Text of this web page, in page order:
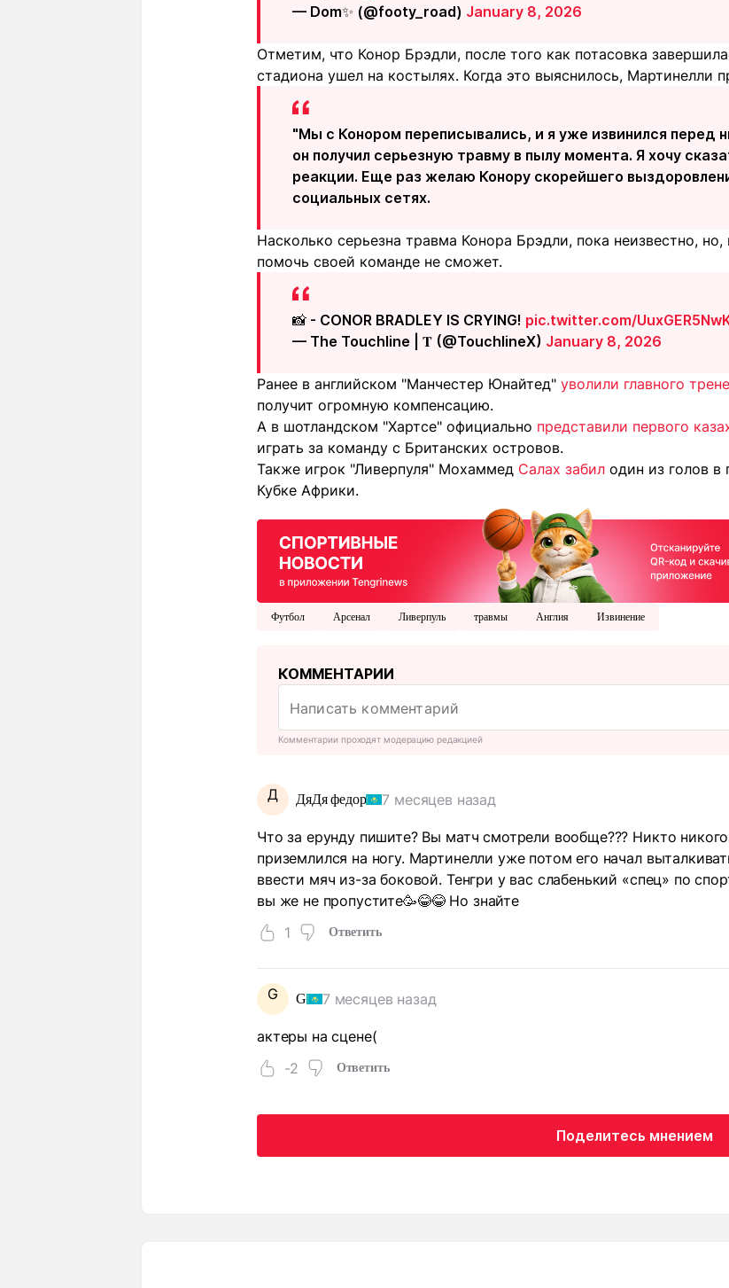
— Dom✨ (@footy_road) January 8, 2026
Отметим, что Конор Брэдли, после того как потасовка
стадиона ушел на костылях. Когда это выяснилось, Мартинелли
"Мы с Конором переписывались, и я уже извинился перед
он получил серьезную травму в пылу момента. Я хочу
реакции. Еще раз желаю Конору скорейшего
социальных сетях.
Насколько серьезна травма Конора Брэдли, пока неизвестно,
помочь своей команде не сможет.
📸 - CONOR BRADLEY IS CRYING! pic.twitter.com/
— The Touchline | 𝐓 (@TouchlineX) January 8, 2026
Ранее в английском "Манчестер Юнайтед" уволили главного
получит огромную компенсацию.
А в шотландском "Хартсе" официально представили первого
играть за команду с Британских островов.
Также игрок "Ливерпуля" Мохаммед Салах забил один из голов в
Кубке Африки.
Футбол Арсенал Ливерпуль травмы Англия Извинение
КОММЕНТАРИИ
Комментарии проходят модерацию редакцией
Д ДяДя федор 7 месяцев назад
Что за ерунду пишите? Вы матч смотрели вообще??? Никто
приземлился на ногу. Мартинелли уже потом его начал
ввести мяч из-за боковой. Тенгри у вас слабенький «спец» по
вы же не пропустите🥳😂😂 Но знайте
1
Ответить
G G 7 месяцев назад
актеры на сцене(
-2
Ответить
Поделитесь мнением